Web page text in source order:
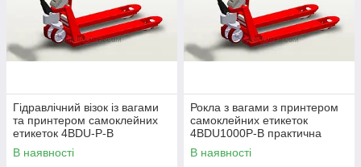
Гідравлічний візок із вагами
та принтером самоклейних
етикеток 4BDU-P-В
практичний 520x1200 мм, до
2000 кг
В наявності
Рокла з вагами з принтером
самоклейних етикеток
4BDU1000P-В практична
520x1200 мм, до 1000 кг
В наявності